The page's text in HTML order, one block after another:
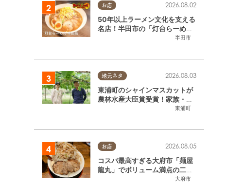
お店
半田市
2026.08.02
50年以上ラーメン文化を支える
名店！半田市の「灯台らーめん
半田店」へ【熱血ラーメン伝 8
地元ネタ
東浦町
2026.08.03
東浦町のシャインマスカットが
農林水産大臣賞受賞！家族・仲
間と歩んだ「水野農園」ブドウ
お店
大府市
2026.08.05
コスパ最高すぎる大府市「麺屋
龍丸」でボリューム満点の二郎
系ラーメンを堪能してきた